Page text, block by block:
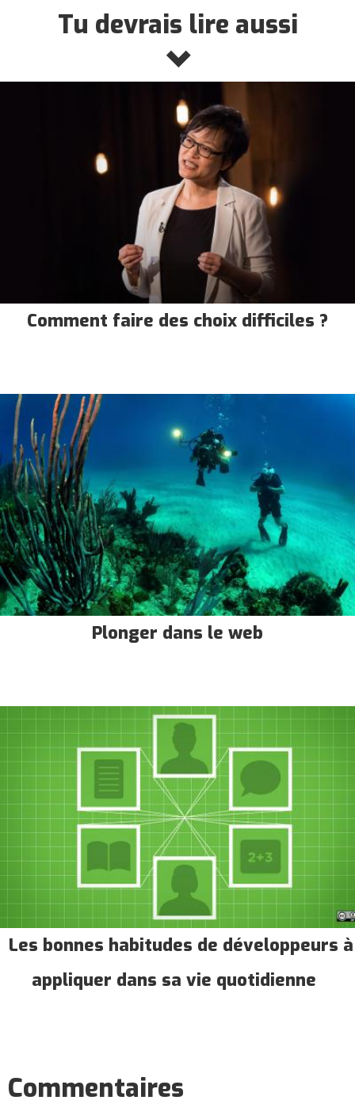
Tu devrais lire aussi
Comment faire des choix difficiles ?
Plonger dans le web
Les bonnes habitudes de développeurs à
appliquer dans sa vie quotidienne
Commentaires